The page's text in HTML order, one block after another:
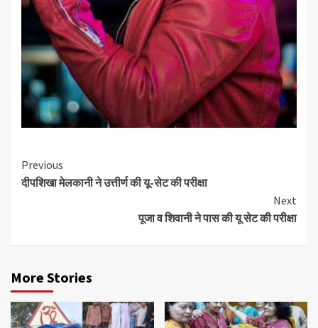
Continue
Reading
Previous
दीपशिखा मेलकानी ने उत्तीर्ण की यू-सेट की परीक्षा
Next
पूजा व शिवानी ने पास की यू सेट की परीक्षा
More Stories